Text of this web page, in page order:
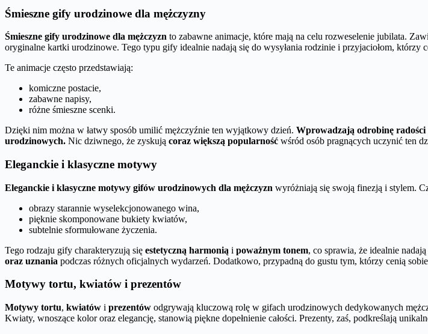
Śmieszne gify urodzinowe dla mężczyzny
Śmieszne gify urodzinowe dla mężczyzn to zabawne animacje, które mają na celu rozweselenie jubilata.
oryginalne kartki urodzinowe. Tego typu gify idealnie nadają się do wysyłania rodzinie i przyjaciołom, którzy
Te animacje często przedstawiają:
komiczne postacie,
zabawne napisy,
różne śmieszne scenki.
Dzięki nim można w łatwy sposób umilić mężczyźnie ten wyjątkowy dzień. Wprowadzają odrobinę radości
urodzinowych. Nic dziwnego, że zyskują coraz większą popularność wśród osób pragnących uczynić ten
Eleganckie i klasyczne motywy
Eleganckie i klasyczne motywy gifów urodzinowych dla mężczyzn wyróżniają się swoją finezją i stylem.
obrazy starannie wyselekcjonowanego wina,
pięknie skomponowane bukiety kwiatów,
subtelnie sformułowane życzenia.
Tego rodzaju gify charakteryzują się estetyczną harmonią i poważnym tonem, co sprawia, że idealnie
oraz uznania podczas różnych oficjalnych wydarzeń. Dodatkowo, przypadną do gustu tym, którzy cenią sobie
Motywy tortu, kwiatów i prezentów
Motywy tortu, kwiatów i prezentów odgrywają kluczową rolę w gifach urodzinowych dedykowanych
Kwiaty, wnoszące kolor oraz elegancję, stanowią piękne dopełnienie całości. Prezenty, zaś, podkreślają